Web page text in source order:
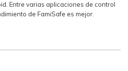
Entre varias aplicaciones de control
de FamiSafe es mejor.